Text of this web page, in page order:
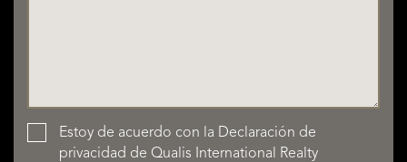
Estoy de acuerdo con la Declaración de
privacidad de Qualis International Realty